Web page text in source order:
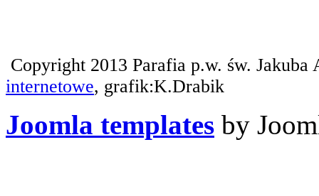
Copyright 2013 Parafia p.w. św.
internetowe, grafik:K.Drabik
Joomla templates by